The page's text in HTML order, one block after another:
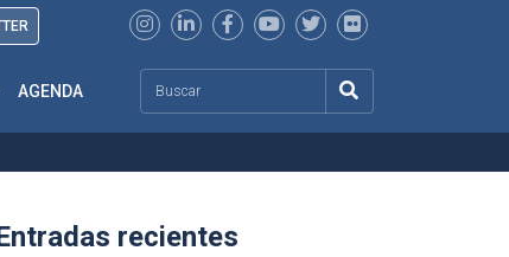
AGENDA
recientes